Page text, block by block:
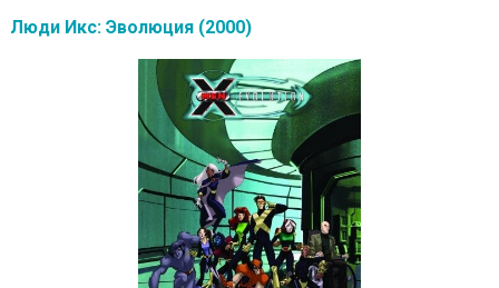
Люди Икс: Эволюция (2000)